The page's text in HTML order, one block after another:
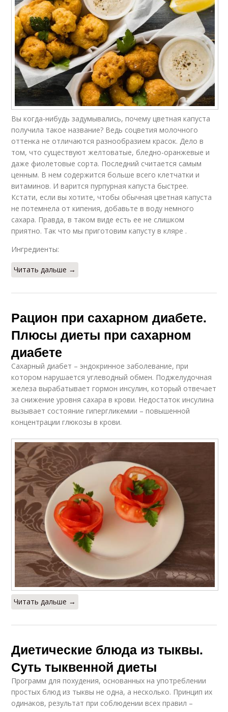
Вы когда-нибудь задумывались, почему цветная капуста
получила такое название? Ведь соцветия молочного
оттенка не отличаются разнообразием красок. Дело в
том, что существуют желтоватые, бледно-оранжевые и
даже фиолетовые сорта. Последний считается самым
ценным. В нем содержится больше всего клетчатки и
витаминов. И варится пурпурная капуста быстрее.
Кстати, если вы хотите, чтобы обычная цветная капуста
не потемнела от кипения, добавьте в воду немного
сахара. Правда, в таком виде есть ее не слишком
приятно. Так что мы приготовим капусту в кляре .
Ингредиенты:
Читать дальше →
Рацион при сахарном диабете.
Плюсы диеты при сахарном
диабете
Сахарный диабет – эндокринное заболевание, при
котором нарушается углеводный обмен. Поджелудочная
железа вырабатывает гормон инсулин, который отвечает
за снижение уровня сахара в крови. Недостаток инсулина
вызывает состояние гипергликемии – повышенной
концентрации глюкозы в крови.
Читать дальше →
Диетические блюда из тыквы.
Суть тыквенной диеты
Программ для похудения, основанных на употреблении
простых блюд из тыквы не одна, а несколько. Принцип их
одинаков, результат при соблюдении всех правил –